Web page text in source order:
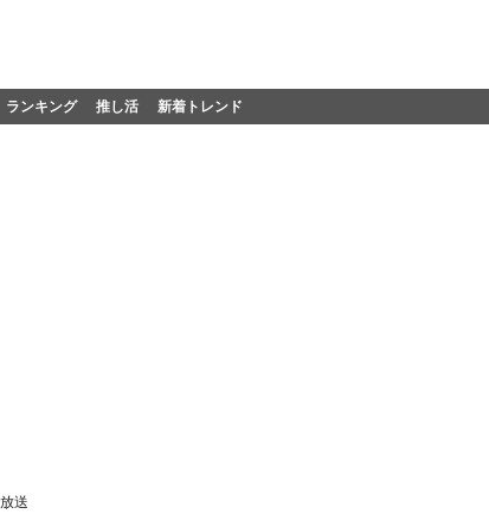
ランキング 推し活 新着トレンド
送